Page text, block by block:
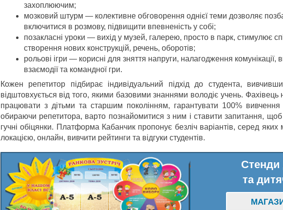
захоплюючим;
мозковий штурм — колективне обговорення однієї теми дозволяє
включитися в розмову, підвищити впевненість у собі;
позакласні уроки — вихід у музей, галерею, просто в парк, стимулює
створення нових конструкцій, речень, оборотів;
рольові ігри — корисні для зняття напруги, налагодження комунікації,
взаємодії та командної гри.
Кожен репетитор підбирає індивідуальний підхід до студента,
відштовхується від того, якими базовими знаннями володіє учень.
працювати з дітьми та старшим поколінням, гарантувати 100% вивчення
обираючи репетитора, варто познайомитися з ним і ставити запитання,
гучні обіцянки. Платформа Кабанчик пропонує безліч варіантів, серед
локацією, онлайн, вивчити рейтинги та відгуки студентів.
та